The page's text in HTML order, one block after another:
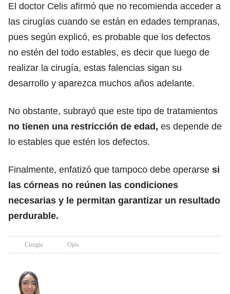
El doctor Celis afirmó que no recomienda acceder a
las cirugías cuando se están en edades tempranas,
pues según explicó, es probable que los defectos
no estén del todo estables, es decir que luego de
realizar la cirugía, estas falencias sigan su
desarrollo y aparezca muchos años adelante.
No obstante, subrayó que este tipo de tratamientos
no tienen una restricción de edad, es depende de
lo estables que estén los defectos.
Finalmente, enfatizó que tampoco debe operarse si
las córneas no reúnen las condiciones
necesarias y le permitan garantizar un resultado
perdurable.
Cirugía Ojós